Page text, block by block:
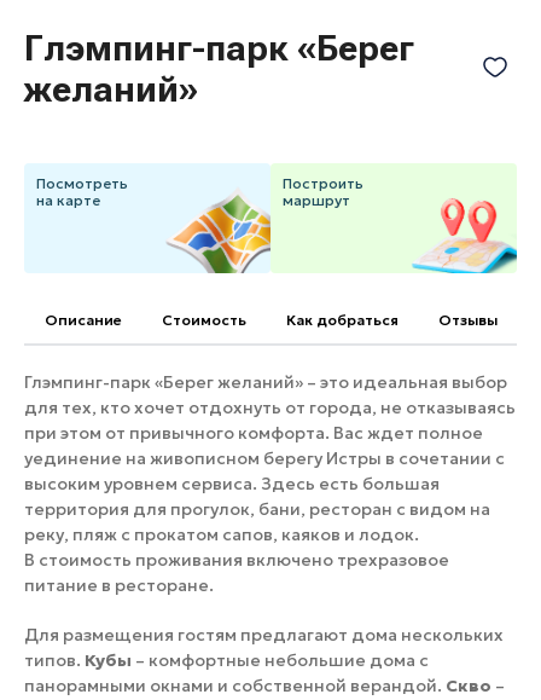
Горнолыжные клубы
Спецпроекты
Инвестиционный портал
Пикник в Подмосковье
Золотое кольцо России
Войти
Инвесторам
Особо охраняемые
природные территории
Глэмпинг-парк «Берег
желаний»
Посмотреть
на карте
Построить
маршрут
Описание Cтоимость Как добраться Отзывы
Глэмпинг-парк «Берег желаний» – это идеальная выбор
для тех, кто хочет отдохнуть от города, не отказываясь
при этом от привычного комфорта. Вас ждет полное
уединение на живописном берегу Истры в сочетании с
высоким уровнем сервиса. Здесь есть большая
территория для прогулок, бани, ресторан с видом на
реку, пляж с прокатом сапов, каяков и лодок.
В стоимость проживания включено трехразовое
питание в ресторане.
Для размещения гостям предлагают дома нескольких
типов. Кубы – комфортные небольшие дома с
панорамными окнами и собственной верандой. Скво –